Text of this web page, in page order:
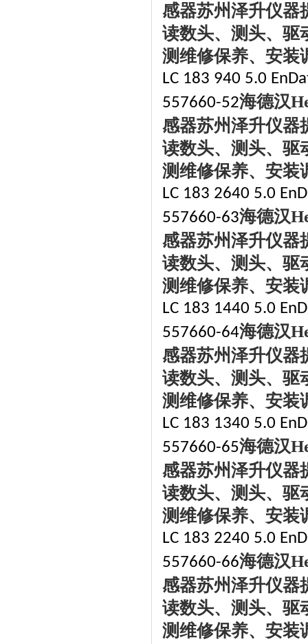
感器苏州泽升仪器
读数头、测头、驱
测维修保养、安装
LC 183 940 5.0
557660-52海德汉
感器苏州泽升仪器
读数头、测头、驱
测维修保养、安装
LC 183 2640 5.0
557660-63海德汉
感器苏州泽升仪器
读数头、测头、驱
测维修保养、安装
LC 183 1440 5.0
557660-64海德汉
感器苏州泽升仪器
读数头、测头、驱
测维修保养、安装
LC 183 1340 5.0
557660-65海德汉
感器苏州泽升仪器
读数头、测头、驱
测维修保养、安装
LC 183 2240 5.0
557660-66海德汉
感器苏州泽升仪器
读数头、测头、驱
测维修保养、安装